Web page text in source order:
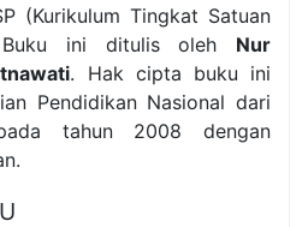
(Kurikulum Tingkat Satuan
Buku ini ditulis oleh Nur
. Hak cipta buku ini
Pendidikan Nasional dari
tahun 2008 dengan